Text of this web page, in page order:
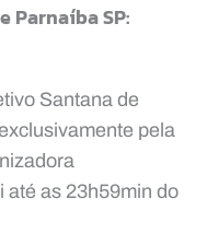
Parnaíba SP:
Santana de
pela
até as 23h59min do